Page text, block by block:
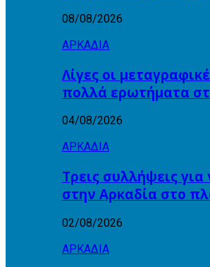
08/08/2026
ΑΡΚΑΔΙΑ
Λίγες οι
πολλά ερωτήματα
04/08/2026
ΑΡΚΑΔΙΑ
Τρεις συλλήψεις
στην Αρκαδία στο
02/08/2026
ΑΡΚΑΔΙΑ